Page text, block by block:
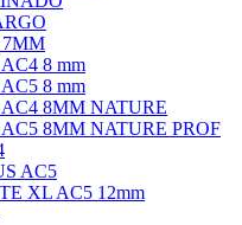
7MM
8 mm
8 mm
8MM NATURE
8MM NATURE PROF
AC5
XL AC5 12mm